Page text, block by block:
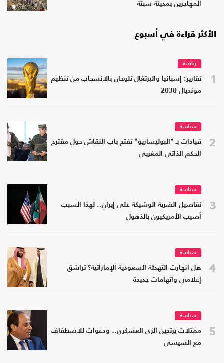
المهاجرين بمدينة سبتة
الأكثر قراءة في أسبوع
1
رياضة
تقارير: إسبانيا والبرتغال تلوحان بالانسحاب من تنظيم
مونديال 2030
2
سياسة
قيادات بـ "البوليساريو" تفتح باب النقاش حول مقترح
الحكم الذاتي المغربي
3
سياسة
تفاصيل الضربة الوشيكة على إيران.. لهذا السبب
أصيب الأمريكيون بالذهول
4
سياسة
هل انهارت التهدئة السعودية الإماراتية؟ تراشق
إعلامي واتهامات جديدة
5
سياسة
ممثلات يرتدين الزي العسكري.. ودعوات للاصطفاف
مع السيسي